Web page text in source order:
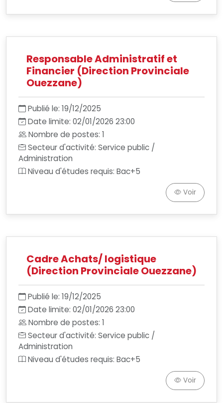
Responsable Administratif et
Financier (Direction Provinciale
Ouezzane)
Publié le: 19/12/2025
Date limite: 02/01/2026 23:00
Nombre de postes: 1
Secteur d'activité: Service public /
Administration
Niveau d'études requis: Bac+5
Voir
Cadre Achats/ logistique
(Direction Provinciale Ouezzane)
Publié le: 19/12/2025
Date limite: 02/01/2026 23:00
Nombre de postes: 1
Secteur d'activité: Service public /
Administration
Niveau d'études requis: Bac+5
Voir